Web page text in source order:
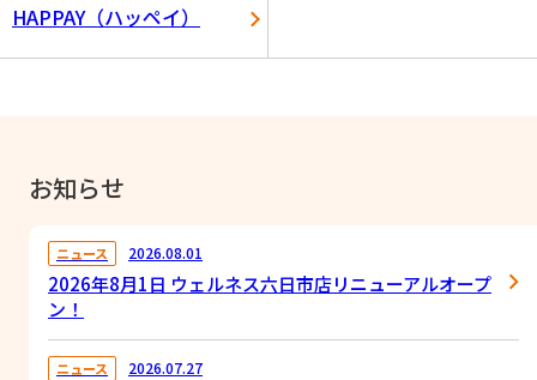
HAPPAY（ハッペイ）
お知らせ
ニュース 2026.08.01
2026年8月1日 ウェルネス六日市店リニューアルオープ
ン！
ニュース 2026.07.27